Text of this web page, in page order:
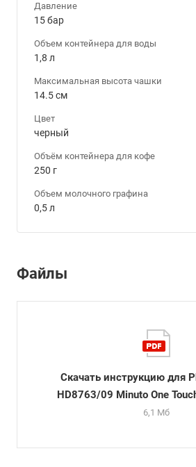
Давление
15 бар
Объем контейнера для воды
1,8 л
Максимальная высота чашки
14.5 см
Цвет
черный
Объём контейнера для кофе
250 г
Объем молочного графина
0,5 л
Файлы
Скачать инструкцию для
HD8763/09 Minuto One
6,1 Мб